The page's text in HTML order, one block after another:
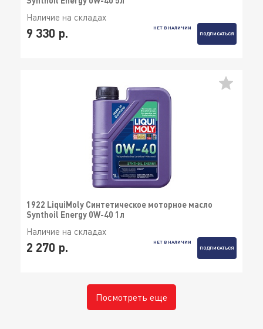
Наличие на складах
9 330 р.
НЕТ В НАЛИЧИИ
ПОДПИСАТЬСЯ
1922 LiquiMoly Синтетическое моторное масло
Synthoil Energy 0W-40 1л
Наличие на складах
2 270 р.
НЕТ В НАЛИЧИИ
ПОДПИСАТЬСЯ
Посмотреть еще